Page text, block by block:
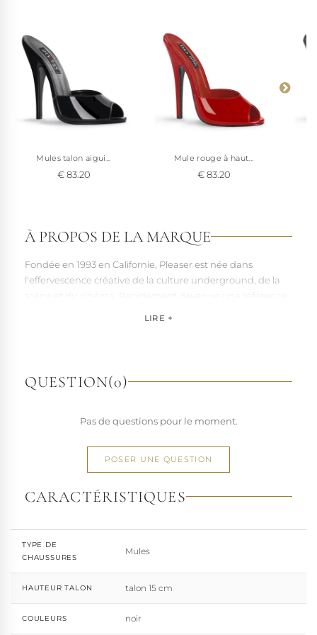
Mules talon aigui...
€ 83.20
Mule rouge à haut...
€ 83.20
À PROPOS DE LA MARQUE
Fondée en 1993 en Californie, Pleaser est née dans
l'effervescence créative de la culture underground, de la
elle a étendu son savoir-faire à d'autres univers. Pleaser est
aujourd'hui distribuée dans 110 pays.
de la mode, Pleaser propose des collections ultra féminines
une large gamme de pointures. Parce qu'un style ne
devrait jamais se réduire à une question de centimètres, la
marque défend une idée simple : permettre à chacun
d'exprimer, sans contrainte, qui il veut être.
LIRE +
QUESTION(0)
Pas de questions pour le moment.
POSER UNE QUESTION
CARACTÉRISTIQUES
TYPE DE
CHAUSSURES
Mules
HAUTEUR TALON talon 15 cm
COULEURS noir